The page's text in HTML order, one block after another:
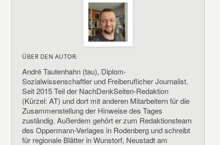
ÜBER DEN AUTOR:
André Tautenhahn (tau), Diplom-
Sozialwissenschaftler und Freiberuflicher Journalist.
Seit 2015 Teil der NachDenkSeiten-Redaktion
(Kürzel: AT) und dort mit anderen Mitarbeitern für die
Zusammenstellung der Hinweise des Tages
zuständig. Außerdem gehört er zum Redaktionsteam
des Oppermann-Verlages in Rodenberg und schreibt
für regionale Blätter in Wunstorf, Neustadt am